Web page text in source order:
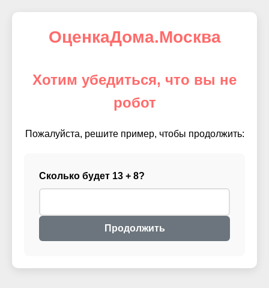
ОценкаДома.Москва
Хотим убедиться, что вы не
робот
Пожалуйста, решите пример, чтобы продолжить:
Сколько будет 13 + 8?
Продолжить